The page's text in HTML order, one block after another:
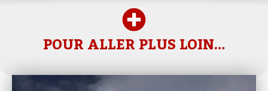
POUR ALLER PLUS LOIN…